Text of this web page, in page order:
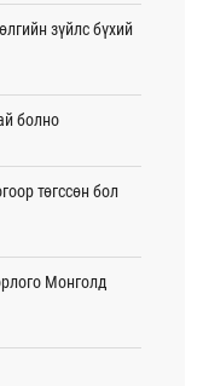
зүйлс бүхий
болно
төгссөн бол
Монголд